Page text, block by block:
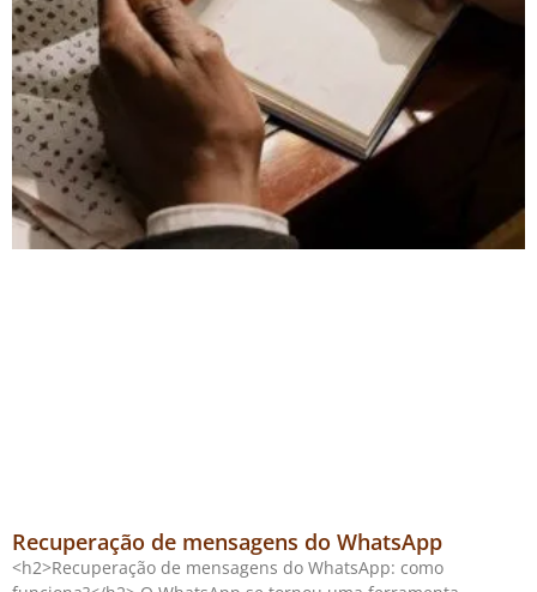
Recuperação de mensagens do WhatsApp
<h2>Recuperação de mensagens do WhatsApp: como